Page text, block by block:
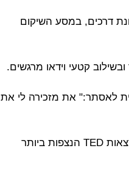
אשר נפגעה אנושות בתאונת דרכים, במסע השיקום
קטעי וידאו מרגשים.
לאסתר:" את מזכירה לי את
מופע ההשראה כתוב כהרצאת TED ,ונכתב יחד עם דניאל קובלר (מפיק ובונה הרצאות TED הנצפות ביותר